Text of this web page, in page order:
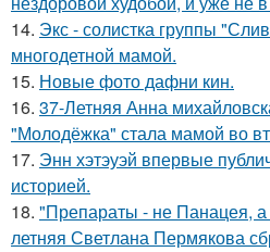
14. Экс - солистка группы
многодетной мамой.
15. Новые фото дафни кин.
16. 37-Летняя Анна
"Молодёжка" стала мамой во
17. Энн хэтэуэй впервые
историей.
18. "Препараты - не Панацея, а
летняя Светлана Пермякова